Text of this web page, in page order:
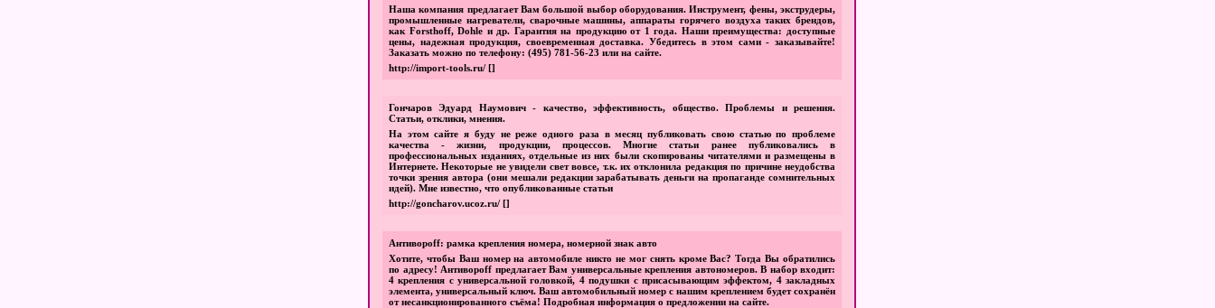
Наша компания предлагает Вам большой выбор оборудования. Инструмент, фены, экструдеры,
промышленные нагреватели, сварочные машины, аппараты горячего воздуха таких брендов,
как Forsthoff, Dohle и др. Гарантия на продукцию от 1 года. Наши преимущества: доступные
цены, надежная продукция, своевременная доставка. Убедитесь в этом сами - заказывайте!
Заказать можно по телефону: (495) 781-56-23 или на сайте.
http://import-tools.ru/ []
Гончаров Эдуард Наумович - качество, эффективность, общество. Проблемы и решения.
Статьи, отклики, мнения.
На этом сайте я буду не реже одного раза в месяц публиковать свою статью по проблеме
качества - жизни, продукции, процессов. Многие статьи ранее публиковались в
профессиональных изданиях, отдельные из них были скопированы читателями и размещены в
Интернете. Некоторые не увидели свет вовсе, т.к. их отклонила редакция по причине неудобства
точки зрения автора (они мешали редакции зарабатывать деньги на пропаганде сомнительных
идей). Мне известно, что опубликованные статьи
http://goncharov.ucoz.ru/ []
Антивороff: рамка крепления номера, номерной знак авто
Хотите, чтобы Ваш номер на автомобиле никто не мог снять кроме Вас? Тогда Вы обратились
по адресу! Антивороff предлагает Вам универсальные крепления автономеров. В набор входит:
4 крепления с универсальной головкой, 4 подушки с присасывающим эффектом, 4 закладных
элемента, универсальный ключ. Ваш автомобильный номер с нашим креплением будет сохранён
от несанкционированного съёма! Подробная информация о предложении на сайте.